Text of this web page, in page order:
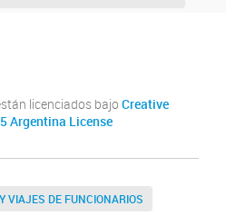
licenciados bajo Creative
Argentina License
VIAJES DE FUNCIONARIOS